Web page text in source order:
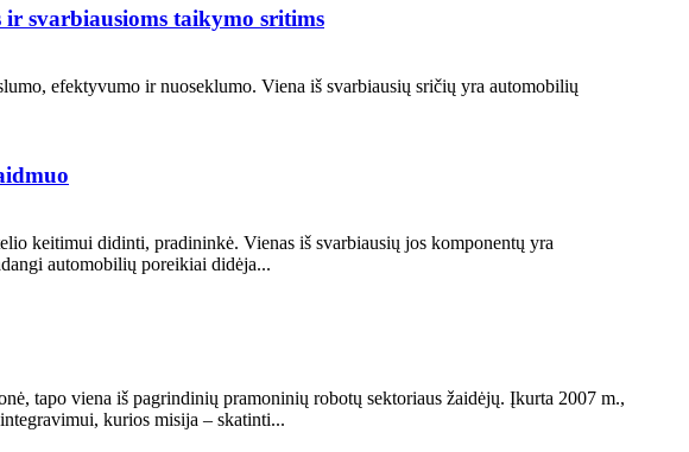
svarbiausioms taikymo sritims
efektyvumo ir nuoseklumo. Viena iš svarbiausių sričių yra automobilių
keitimui didinti, pradininkė. Vienas iš svarbiausių jos komponentų yra
automobilių poreikiai didėja...
tapo viena iš pagrindinių pramoninių robotų sektoriaus žaidėjų. Įkurta 2007 m.,
kurios misija – skatinti...